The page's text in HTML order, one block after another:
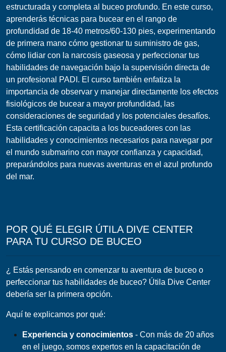
estructurada y completa al buceo profundo. En este curso,
aprenderás técnicas para bucear en el rango de
profundidad de 18-40 metros/60-130 pies, experimentando
de primera mano cómo gestionar tu suministro de gas,
cómo lidiar con la narcosis gaseosa y perfeccionar tus
habilidades de navegación bajo la supervisión directa de
un profesional PADI. El curso también enfatiza la
importancia de observar y manejar directamente los efectos
fisiológicos de bucear a mayor profundidad, las
consideraciones de seguridad y los potenciales desafíos.
Esta certificación capacita a los buceadores con las
habilidades y conocimientos necesarios para navegar por
el mundo submarino con mayor confianza y capacidad,
preparándolos para nuevas aventuras en el azul profundo
del mar.
POR QUÉ ELEGIR ÚTILA DIVE CENTER
PARA TU CURSO DE BUCEO
¿ Estás pensando en comenzar tu aventura de buceo o
perfeccionar tus habilidades de buceo? Útila Dive Center
debería ser la primera opción.
Aquí te explicamos por qué:
Experiencia y conocimientos - Con más de 20 años
en el juego, somos expertos en la capacitación de